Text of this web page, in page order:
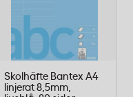
Skolhäfte Bantex A4
linjerat 8,5mm,